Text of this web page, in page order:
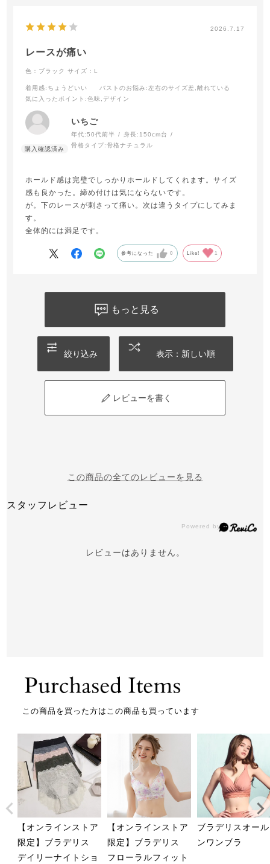
2026.7.17
レースが痛い
色：ブラック サイズ：L
着用感:ちょうどいい バストのお悩み:左右のサイズ差,離れている
気に入ったポイント :色味,デザイン
いちご
年代:50代前半 身長: 150cm台
骨格タイプ:骨格ナチュラル
ホールド感は完璧でしっかりホールドしてくれます。サイズ
感も良かった。締め付けは気にならないです。
が。下のレースが刺さって痛い。次は違うタイプにしてみま
す。
全体的には満足です。
参考になった 0 Like! 1
もっと見る
絞り込み 表示：新しい順
レビューを書く
この商品の全てのレビューを見る
スタッフレビュー
レビューはありません。
この商品を買った方はこの商品も買っています
【オンラインストア
限定】ブラデリス
デイリーナイトショ
【オンラインストア
限定】ブラデリス
フローラルフィット
ブラデリスオー
ンワンブラ